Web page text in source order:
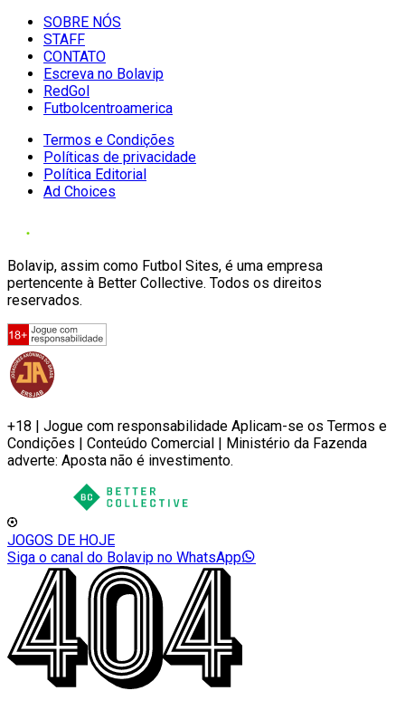
SOBRE NÓS
STAFF
CONTATO
Escreva no Bolavip
RedGol
Futbolcentroamerica
Termos e Condições
Políticas de privacidade
Política Editorial
Ad Choices
Bolavip, assim como Futbol Sites, é uma empresa
pertencente à Better Collective. Todos os direitos
reservados.
+18 | Jogue com responsabilidade Aplicam-se os Termos e
Condições | Conteúdo Comercial | Ministério da Fazenda
adverte: Aposta não é investimento.
JOGOS DE HOJE
Siga o canal do Bolavip no WhatsApp